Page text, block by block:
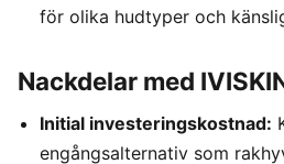
för olika hudtyper och
Nackdelar med
Initial investeringskostnad:
engångsalternativ som